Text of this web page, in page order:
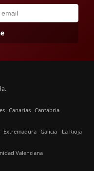
Canarias Cantabria
Extremadura Galicia La Rioja
Valenciana